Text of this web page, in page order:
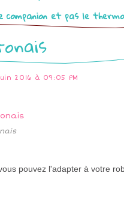
companion et pas le
2016 à 09:05 PM
pouvez l'adapter à votre